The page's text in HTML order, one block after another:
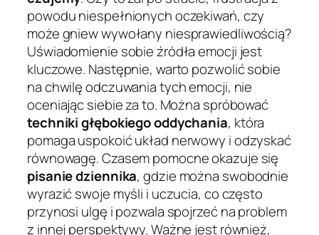
powodu niespełnionych oczekiwań, czy
może gniew wywołany niesprawiedliwością?
Uświadomienie sobie źródła emocji jest
kluczowe. Następnie, warto pozwolić sobie
na chwilę odczuwania tych emocji, nie
oceniając siebie za to. Można spróbować
techniki głębokiego oddychania, która
pomaga uspokoić układ nerwowy i odzyskać
równowagę. Czasem pomocne okazuje się
pisanie dziennika, gdzie można swobodnie
wyrazić swoje myśli i uczucia, co często
przynosi ulgę i pozwala spojrzeć na problem
z innej perspektywy. Ważne jest również,